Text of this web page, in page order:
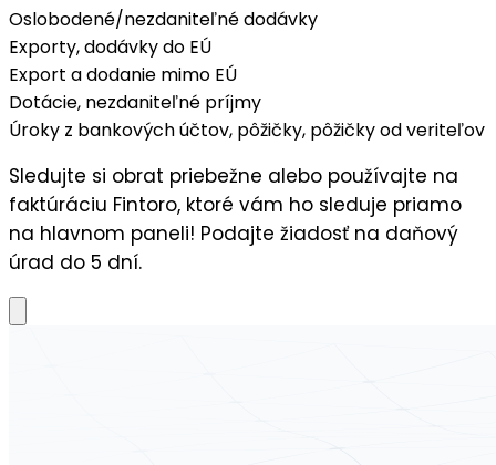
Oslobodené/nezdaniteľné dodávky
Exporty, dodávky do EÚ
Export a dodanie mimo EÚ
Dotácie, nezdaniteľné príjmy
Úroky z bankových účtov, pôžičky, pôžičky od veriteľov
Sledujte si obrat priebežne alebo používajte na
faktúráciu Fintoro, ktoré vám ho sleduje priamo
na hlavnom paneli! Podajte žiadosť na daňový
úrad do 5 dní.